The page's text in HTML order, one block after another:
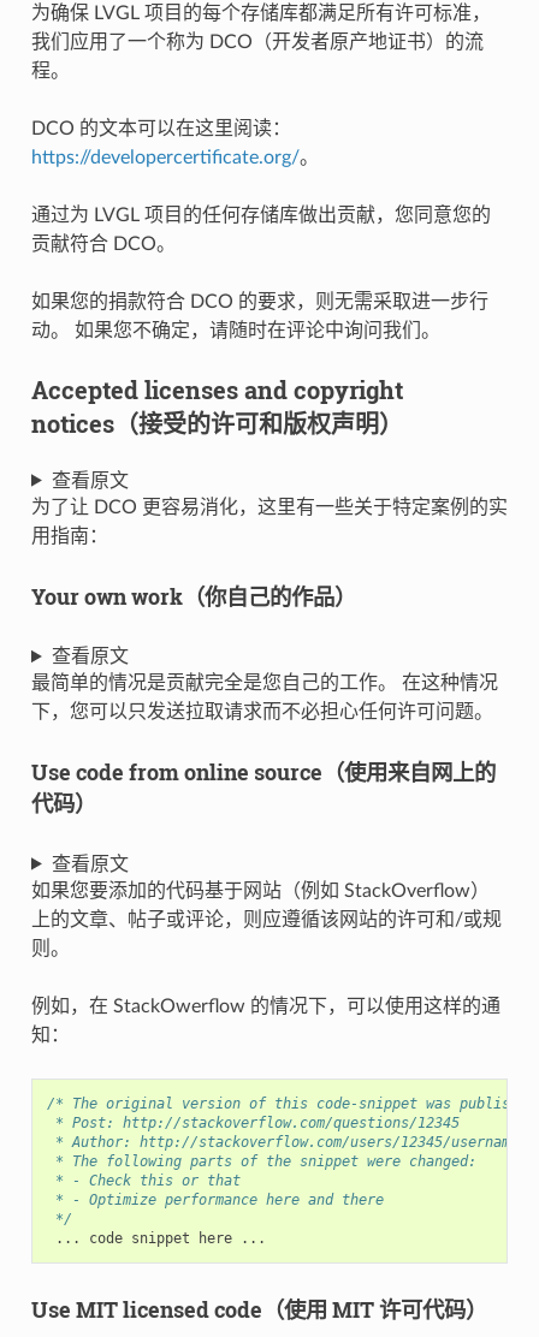
为确保 LVGL 项目的每个存储库都满足所有许可标准，
我们应用了一个称为 DCO（开发者原产地证书）的流
程。
DCO 的文本可以在这里阅读：
https://developercertificate.org/。
通过为 LVGL 项目的任何存储库做出贡献，您同意您的
贡献符合 DCO。
如果您的捐款符合 DCO 的要求，则无需采取进一步行
动。 如果您不确定，请随时在评论中询问我们。
Accepted licenses and copyright
notices（接受的许可和版权声明）
查看原文
为了让 DCO 更容易消化，这里有一些关于特定案例的实
用指南：
Your own work（你自己的作品）
查看原文
最简单的情况是贡献完全是您自己的工作。 在这种情况
下，您可以只发送拉取请求而不必担心任何许可问题。
Use code from online source（使用来自网上的
代码）
查看原文
如果您要添加的代码基于网站（例如 StackOverflow）
上的文章、帖子或评论，则应遵循该网站的许可和/或规
则。
例如，在 StackOwerflow 的情况下，可以使用这样的通
知：
/* The original version of this code-snippet was published
* Post: http://stackoverflow.com/questions/12345
* Author: http://stackoverflow.com/users/12345/username
* The following parts of the snippet were changed:
* - Check this or that
* - Optimize performance here and there
*/
...
code snippet here ...
Use MIT licensed code（使用 MIT 许可代码）